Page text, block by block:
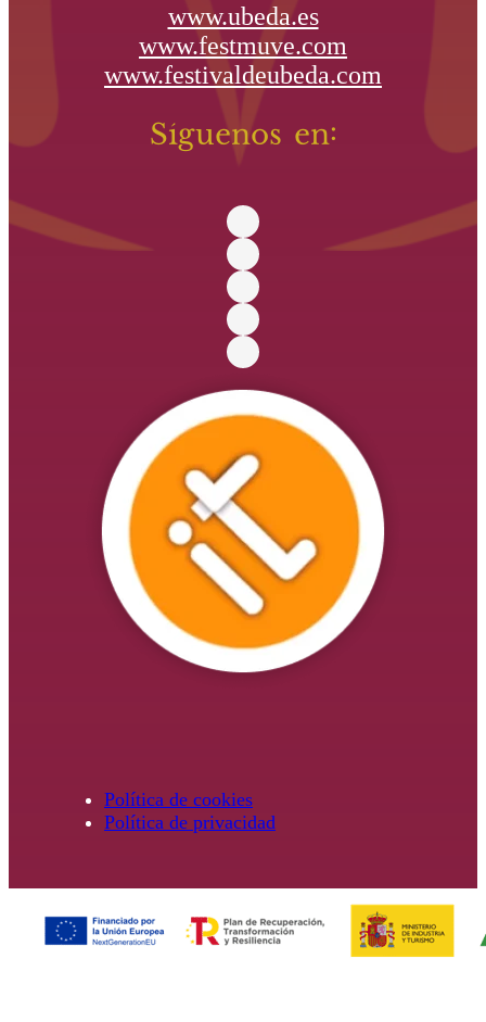
www.ubeda.es
www.festmuve.com
www.festivaldeubeda.com
Síguenos en:
Política de cookies
Política de privacidad